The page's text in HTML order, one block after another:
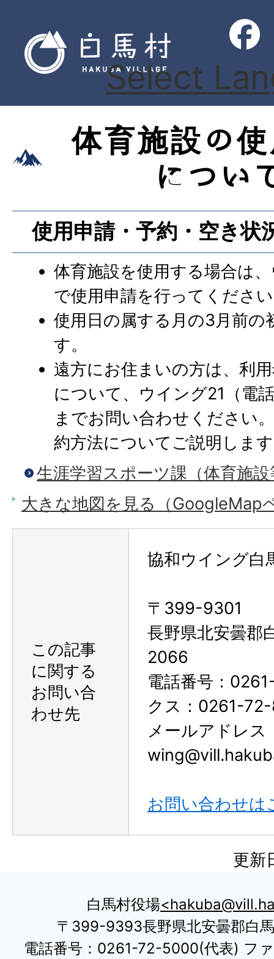
Select
体育施設の
につい
使用申請・予約・空き状
体育施設を使用する場合は
で使用申請を行ってくださ
使用日の属する月の3月前の
す。
遠方にお住まいの方は、利
について、ウイング21（電
までお問い合わせください
約方法についてご説明しま
生涯学習スポーツ課（体育施
大きな地図を見る（GoogleMap
この記事
に関する
お問い合
わせ先
協和ウイング白
〒399-9301
長野県北安曇郡
2066
電話番号：
クス：0261-
メールアドレス
お問い合わせは
更新
白馬村役場
〒399-9393長野県北安曇郡白
電話番号：0261-72-5000(代表) フ